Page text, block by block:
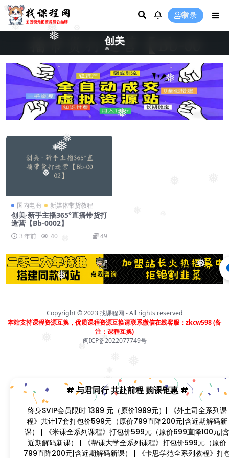
❅
❅
❅
❅
❅
❅
❅
❅
❅
❅
❅
❅
❅
❅
❅ ❅
❅
❅ 登录
创美
国内电商 新媒体带货教程
创美·新手主播365°直播带货打
造营【Bb-0002】
3 年前 40 49
Copyright © 2023找课程网 - All rights reserved
本站支持课程资源互换，优质课程资源互换请联系微信在线客服：zkcw598 (备
注：课程互换)
闽ICP备2022077749号
# 与君同行 共赴前程 购课钜惠 #
终身SVIP会员限时 1399 元（原价1999元）| 《外土司全系列课
程》共计17套打包价599元（原价799直降200元|含近期解码新
课） | 《米课全系列课程》打包价599元（原价699直降100元|含
近期解码新课） | 《帮课大学全系列课程》打包价599元（原价
799直降200元|含近期解码新课） | 《卡思学范全系列教程》打